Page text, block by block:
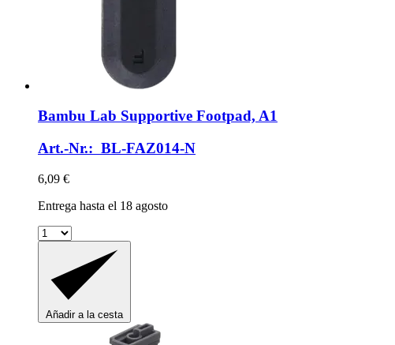
Bambu Lab Supportive Footpad, A1
Art.-Nr.: BL-FAZ014-N
6,09 €
Entrega hasta el 18 agosto
Añadir a la cesta